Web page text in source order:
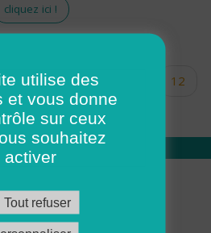
cliquez ici !
… 10
12
15 16 17
sommes nous
ADMR
utilise des
et vous donne
sur ceux
souhaitez
activer
Tout refuser